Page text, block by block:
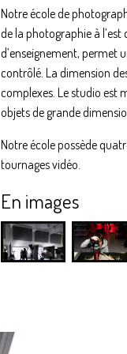
Notre école de
de la photographie à
d’enseignement, permet
contrôlé. La dimension
complexes. Le studio est
objets de grande
Notre école possède
tournages vidéo.
En images